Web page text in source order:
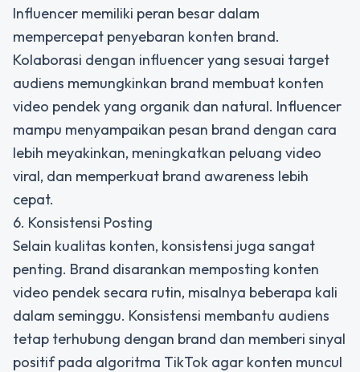
Influencer memiliki peran besar dalam
mempercepat penyebaran konten brand.
Kolaborasi dengan influencer yang sesuai target
audiens memungkinkan brand membuat konten
video pendek yang organik dan natural. Influencer
mampu menyampaikan pesan brand dengan cara
lebih meyakinkan, meningkatkan peluang video
viral, dan memperkuat brand awareness lebih
cepat.
6. Konsistensi Posting
Selain kualitas konten, konsistensi juga sangat
penting. Brand disarankan memposting konten
video pendek secara rutin, misalnya beberapa kali
dalam seminggu. Konsistensi membantu audiens
tetap terhubung dengan brand dan memberi sinyal
positif pada algoritma TikTok agar konten muncul